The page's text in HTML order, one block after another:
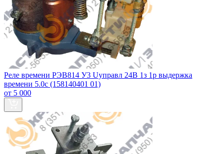
Реле времени РЭВ814 У3 Uуправл 24В 1з 1р выдержка
времени 5.0с (158140401 01)
от 5 000